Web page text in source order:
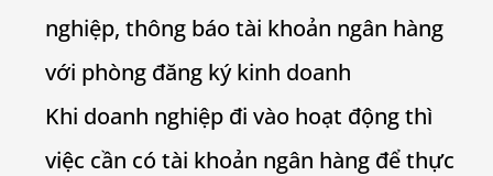
nghiệp, thông báo tài khoản ngân hàng
với phòng đăng ký kinh doanh
Khi doanh nghiệp đi vào hoạt động thì
việc cần có tài khoản ngân hàng để thực